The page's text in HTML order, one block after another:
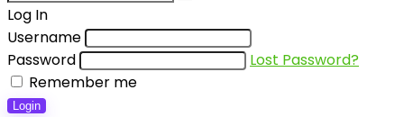
Log In
Username
Password
Lost Password?
Remember me
Login